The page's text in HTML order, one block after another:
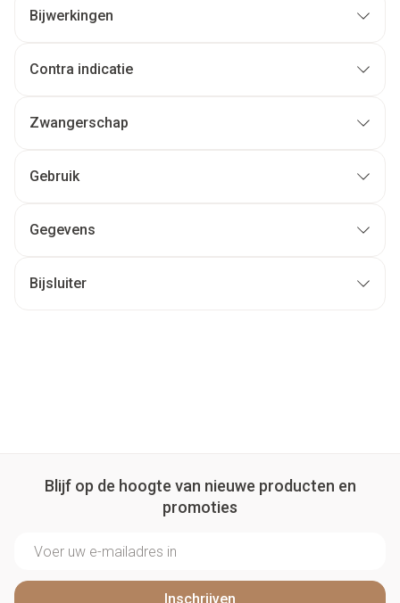
Bijwerkingen
Contra indicatie
Zwangerschap
Gebruik
Gegevens
Bijsluiter
Blijf op de hoogte van nieuwe producten en
promoties
Inschrijven